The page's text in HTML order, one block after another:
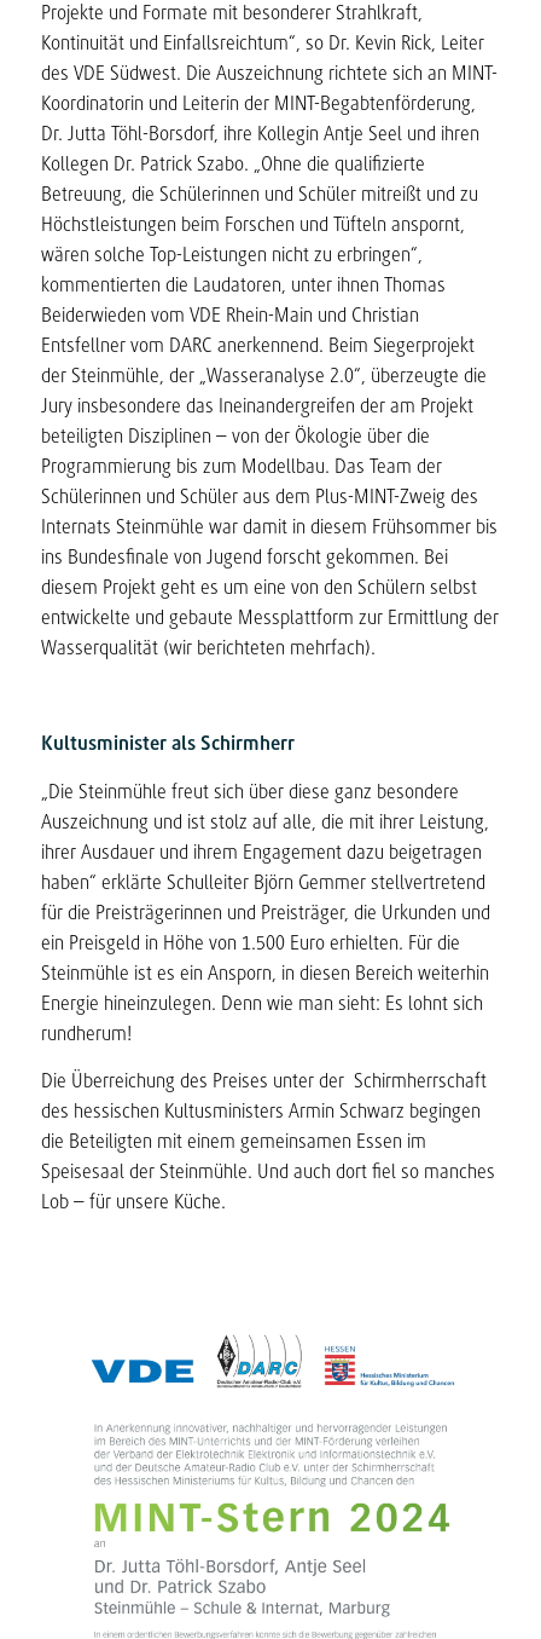
Projekte und Formate mit besonderer Strahlkraft,
Kontinuität und Einfallsreichtum“, so Dr. Kevin Rick, Leiter
des VDE Südwest. Die Auszeichnung richtete sich an MINT-
Koordinatorin und Leiterin der MINT-Begabtenförderung,
Dr. Jutta Töhl-Borsdorf, ihre Kollegin Antje Seel und ihren
Kollegen Dr. Patrick Szabo. „Ohne die qualifizierte
Betreuung, die Schülerinnen und Schüler mitreißt und zu
Höchstleistungen beim Forschen und Tüfteln anspornt,
wären solche Top-Leistungen nicht zu erbringen“,
kommentierten die Laudatoren, unter ihnen Thomas
Beiderwieden vom VDE Rhein-Main und Christian
Entsfellner vom DARC anerkennend. Beim Siegerprojekt
der Steinmühle, der „Wasseranalyse 2.0“, überzeugte die
Jury insbesondere das Ineinandergreifen der am Projekt
beteiligten Disziplinen – von der Ökologie über die
Programmierung bis zum Modellbau. Das Team der
Schülerinnen und Schüler aus dem Plus-MINT-Zweig des
Internats Steinmühle war damit in diesem Frühsommer bis
ins Bundesfinale von Jugend forscht gekommen. Bei
diesem Projekt geht es um eine von den Schülern selbst
entwickelte und gebaute Messplattform zur Ermittlung der
Wasserqualität (wir berichteten mehrfach).
Kultusminister als Schirmherr
„Die Steinmühle freut sich über diese ganz besondere
Auszeichnung und ist stolz auf alle, die mit ihrer Leistung,
ihrer Ausdauer und ihrem Engagement dazu beigetragen
haben“ erklärte Schulleiter Björn Gemmer stellvertretend
für die Preisträgerinnen und Preisträger, die Urkunden und
ein Preisgeld in Höhe von 1.500 Euro erhielten. Für die
Steinmühle ist es ein Ansporn, in diesen Bereich weiterhin
Energie hineinzulegen. Denn wie man sieht: Es lohnt sich
rundherum!
Die Überreichung des Preises unter der Schirmherrschaft
des hessischen Kultusministers Armin Schwarz begingen
die Beteiligten mit einem gemeinsamen Essen im
Speisesaal der Steinmühle. Und auch dort fiel so manches
Lob – für unsere Küche.